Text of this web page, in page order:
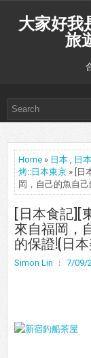
大家好我
旅
Home » 日本 , 日
烤::日本東京 » [日
岡，自己的魚自
[日本食記][
來自福岡，
的保證!(日
Simon Lin 7/09/